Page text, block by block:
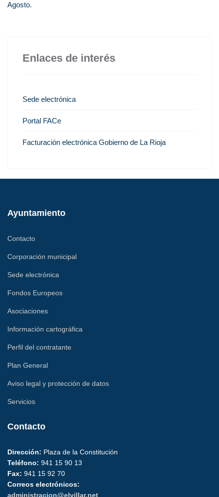
Agosto.
Enlaces de interés
Sede electrónica
Portal FACe
Facturación electrónica Gobierno de La Rioja
Ayuntamiento
Contacto
Corporación municipal
Sede electrónica
Fondos Europeos
Asociaciones
Información cartográfica
Perfil del contratante
Plan General
Aviso legal y protección de datos
Servicios
Contacto
Dirección: Plaza de la Constitución
Teléfono: 941 15 90 13
Fax: 941 15 92 70
Correos electrónicos:
administracion@elvillar.net